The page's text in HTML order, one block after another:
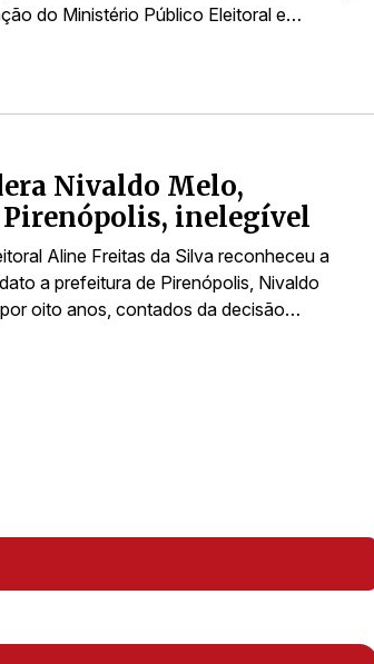
do Ministério Público Eleitoral e…
Nivaldo Melo,
inelegível
Aline Freitas da Silva reconheceu a
a prefeitura de Pirenópolis, Nivaldo
oito anos, contados da decisão…